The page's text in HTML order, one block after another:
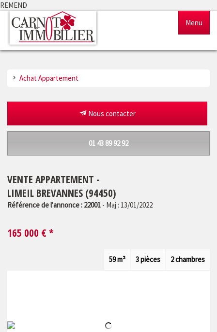
REMEND
Menu
Estimation
Achat Appartement
Nous contacter
01 43 89 92 92
VENTE APPARTEMENT -
LIMEIL BREVANNES (94450)
Référence de l'annonce : 22001 - Maj : 13/01/2022
165 000 € *
2 chambres
3 pièces
59 m²